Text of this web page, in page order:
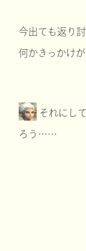
今出ても返り
何かきっかけが
それにし
ろう……